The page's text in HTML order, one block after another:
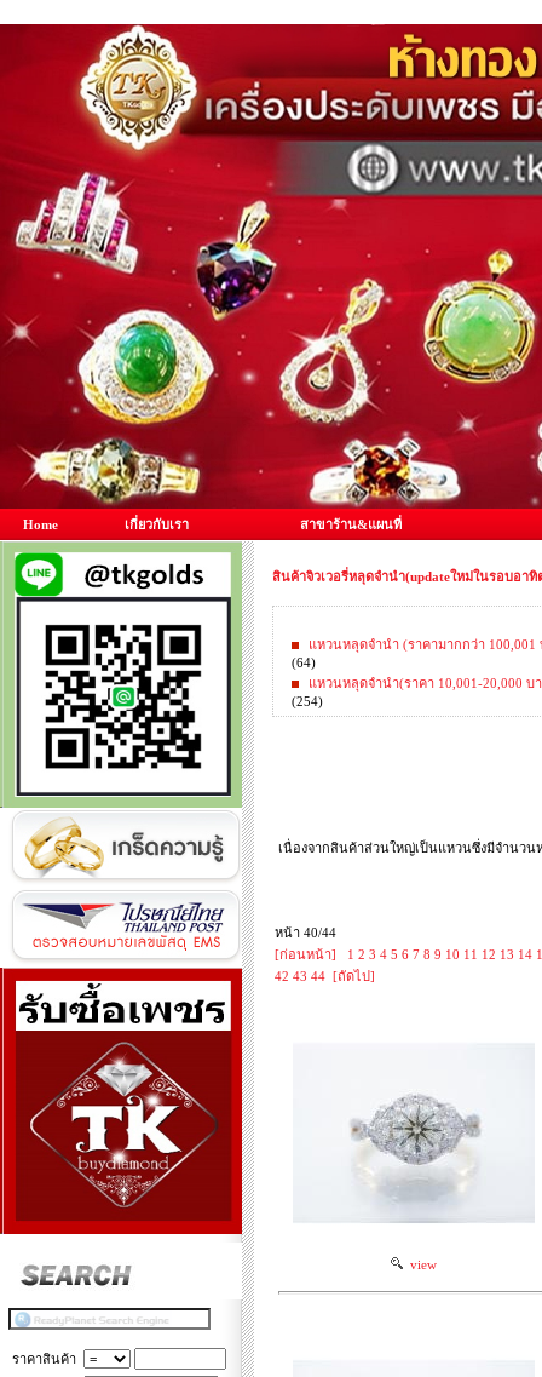
Home เกี่ยวกับเรา สาขาร้าน&แผนที่
ราคาสินค้า
สินค้าจิวเวอรี่หลุดจำนำ(updateใหม่ในรอบอาทิ
แหวนหลุดจำนำ (ราคามากกว่า 100,001
(64)
แหวนหลุดจำนำ(ราคา 10,001-20,000 บ
(254)
เนื่องจากสินค้าส่วนใหญ่เป็นแหวนซึ่งมีจำนวน
หน้า 40/44
[ก่อนหน้า]
1 2 3 4 5 6 7 8 9 10 11 12 13 14
42 43 44 [ถัดไป]
view